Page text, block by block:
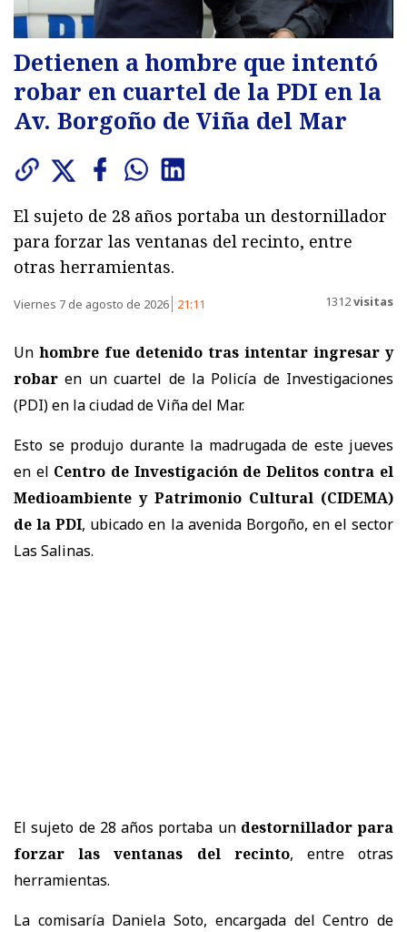
Detienen a hombre que intentó
robar en cuartel de la PDI en la
Av. Borgoño de Viña del Mar
El sujeto de 28 años portaba un destornillador
para forzar las ventanas del recinto, entre
otras herramientas.
Viernes 7 de agosto de 2026 21:11 1312visitas
Un hombre fue detenido tras intentar ingresar y
robar en un cuartel de la Policía de Investigaciones
(PDI) en la ciudad de Viña del Mar.
Esto se produjo durante la madrugada de este jueves
en el Centro de Investigación de Delitos contra el
Medioambiente y Patrimonio Cultural (CIDEMA)
de la PDI, ubicado en la avenida Borgoño, en el sector
Las Salinas.
El sujeto de 28 años portaba un destornillador para
forzar las ventanas del recinto, entre otras
herramientas.
La comisaría Daniela Soto, encargada del Centro de